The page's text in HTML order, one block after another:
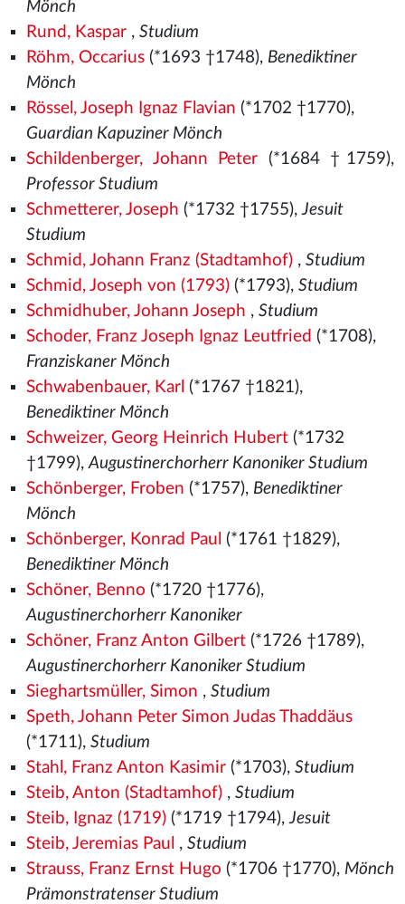
Mönch
Rund, Kaspar, Studium
Röhm, Occarius(*1693 †1748), Benediktiner
Mönch
Rössel, Joseph Ignaz Flavian (*1702 †1770),
Guardian Kapuziner Mönch
Schildenberger, Johann Peter (*1684 †1759),
Professor Studium
Schmetterer, Joseph (*1732 †1755),Jesuit
Studium
Schmid, Johann Franz (Stadtamhof), Studium
Schmid, Joseph von (1793)(*1793), Studium
Schmidhuber, Johann Joseph , Studium
Schoder, Franz Joseph Ignaz Leutfried (*1708),
Franziskaner Mönch
Schwabenbauer, Karl (*1767 †1821),
Benediktiner Mönch
Schweizer, Georg Heinrich Hubert(*1732
†1799),Augustinerchorherr Kanoniker Studium
Schönberger, Froben (*1757), Benediktiner
Mönch
Schönberger, Konrad Paul (*1761 †1829),
Benediktiner Mönch
Schöner, Benno (*1720 †1776),
Augustinerchorherr Kanoniker
Schöner, Franz Anton Gilbert(*1726 †1789),
Augustinerchorherr Kanoniker Studium
Sieghartsmüller, Simon , Studium
Speth, Johann Peter Simon Judas Thaddäus
(*1711), Studium
Stahl, Franz Anton Kasimir(*1703), Studium
Steib, Anton (Stadtamhof), Studium
Steib, Ignaz (1719)(*1719 †1794),Jesuit
Steib, Jeremias Paul , Studium
Strauss, Franz Ernst Hugo (*1706 †1770), Mönch
Prämonstratenser Studium